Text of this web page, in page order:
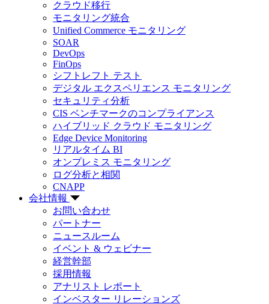
クラウド移行
モニタリング統合
Unified Commerce モニタリング
SOAR
DevOps
FinOps
シフトレフト テスト
デジタル エクスペリエンス モニタリング
セキュリティ分析
CIS ベンチマークのコンプライアンス
ハイブリッド クラウド モニタリング
Edge Device Monitoring
リアルタイム BI
オンプレミス モニタリング
ログ分析と相関
CNAPP
会社情報
お問い合わせ
パートナー
ニュースルーム
イベント & ウェビナー
経営幹部
採用情報
アナリスト レポート
インベスター リレーションズ